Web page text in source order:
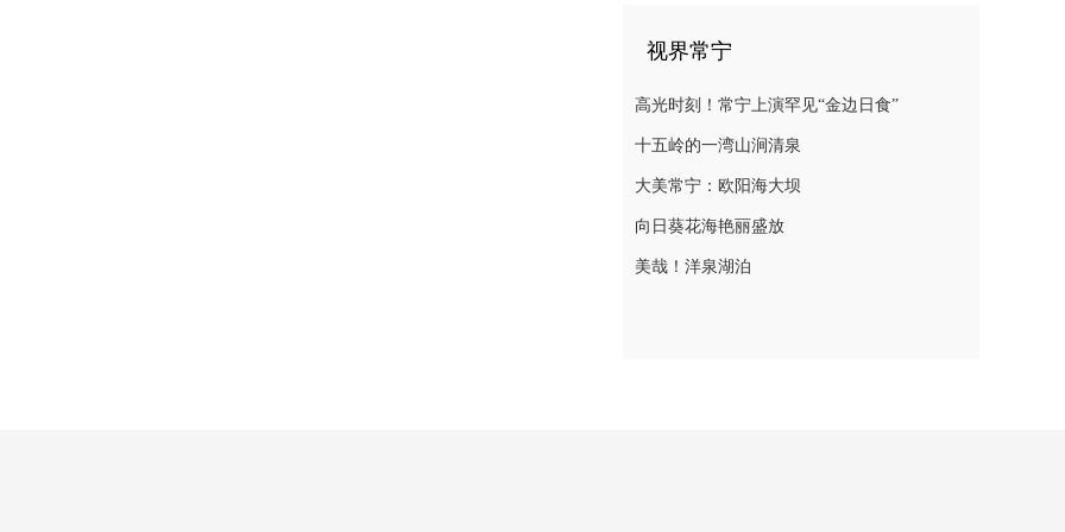
视界常宁
高光时刻！常宁上演罕见“金边日食”
十五岭的一湾山涧清泉
大美常宁：欧阳海大坝
向日葵花海艳丽盛放
美哉！洋泉湖泊